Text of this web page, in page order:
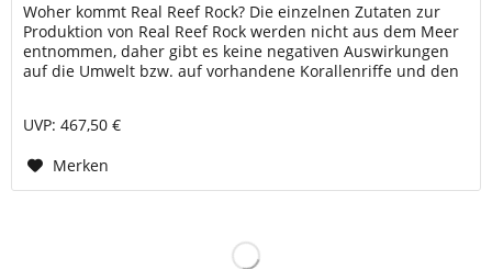
Woher kommt Real Reef Rock? Die einzelnen Zutaten zur
Produktion von Real Reef Rock werden nicht aus dem Meer
entnommen, daher gibt es keine negativen Auswirkungen
auf die Umwelt bzw. auf vorhandene Korallenriffe und den
UVP: 467,50 €
Merken